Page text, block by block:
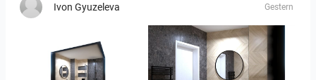
Ivon Gyuzeleva Gestern